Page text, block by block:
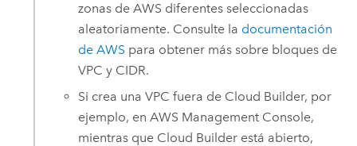
zonas deAWS diferentes seleccionadas
aleatoriamente. Consulte la documentación
deAWS para obtener más sobre bloques de
VPC y CIDR.
Si crea unaVPC fuera de Cloud Builder, por
ejemplo, enAWS Management Console,
mientras que Cloud Builder está abierto,